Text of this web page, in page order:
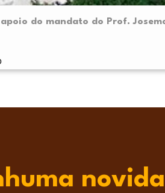
do mandato do Prof.